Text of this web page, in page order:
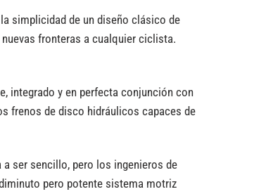
simplicidad de un diseño clásico de
fronteras a cualquier ciclista.
integrado y en perfecta conjunción con
frenos de disco hidráulicos capaces de
ser sencillo, pero los ingenieros de
pero potente sistema motriz